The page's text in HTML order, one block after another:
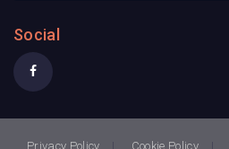
Social
Privacy Policy Cookie Policy